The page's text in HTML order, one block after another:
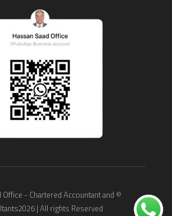
Office - Chartered Accountant and
| All rights Reserved.